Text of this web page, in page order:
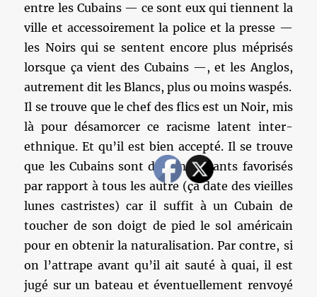
entre les Cubains — ce sont eux qui tiennent la
ville et accessoirement la police et la presse —
les Noirs qui se sentent encore plus méprisés
lorsque ça vient des Cubains —, et les Anglos,
autrement dit les Blancs, plus ou moins waspés.
Il se trouve que le chef des flics est un Noir, mis
là pour désamorcer ce racisme latent inter-
ethnique. Et qu’il est bien accepté. Il se trouve
que les Cubains sont des immigrants favorisés
par rapport à tous les autre (ça date des vieilles
lunes castristes) car il suffit à un Cubain de
toucher de son doigt de pied le sol américain
pour en obtenir la naturalisation. Par contre, si
on l’attrape avant qu’il ait sauté à quai, il est
jugé sur un bateau et éventuellement renvoyé